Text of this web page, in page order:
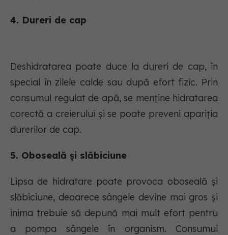
4. Dureri de cap
Deshidratarea poate duce la dureri de cap, în
special în zilele calde sau după efort fizic. Prin
consumul regulat de apă, se menține hidratarea
corectă a creierului și se poate preveni apariția
durerilor de cap.
5. Oboseală și slăbiciune
Lipsa de hidratare poate provoca oboseală și
slăbiciune, deoarece sângele devine mai gros și
inima trebuie să depună mai mult efort pentru
a pompa sângele în organism. Consumul